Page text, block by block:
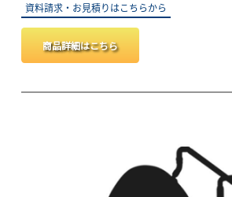
資料請求・お見積りはこちらから
商品詳細はこちら